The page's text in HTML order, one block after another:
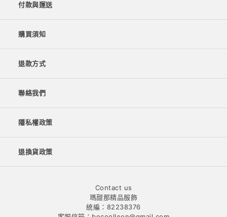
付款與運送
購買須知
退款方式
聯絡我們
隱私權政策
退換貨政策
Contact us
瑪甜那精品服飾
統編：82238376